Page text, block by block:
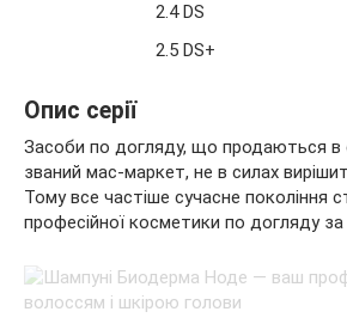
2.4 DS
2.5 DS+
Опис серії
Засоби по догляду, що продаються в
званий мас-маркет, не в силах
Тому все частіше сучасне покоління
професійної косметики по догляду